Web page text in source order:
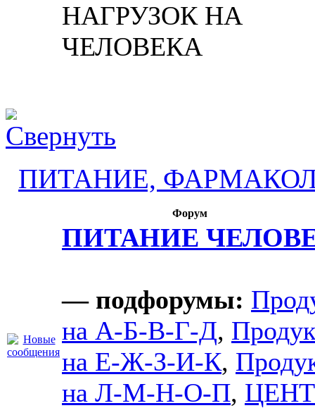
НАГРУЗОК НА
ЧЕЛОВЕКА
ПИТАНИЕ,
Форум
ПИТАНИЕ
— подфорумы:
на А-Б-В-Г-Д,
на Е-Ж-З-И-К,
на Л-М-Н-О-П,